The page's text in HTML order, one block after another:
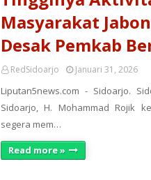
Masyarakat
Desak Pemkab
RedSidoarjo Januari 31, 2026
Liputan5news.com - Sidoarjo.
Sidoarjo, H. Mohammad Rojik
segera mem…
Read more »